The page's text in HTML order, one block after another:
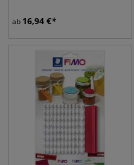
ab 16,94 €